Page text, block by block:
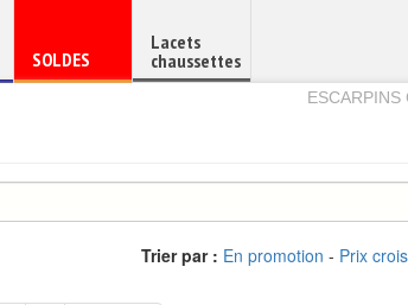
Chaussure
en
SOLDES
Lacets
chaussettes
ESCARPINS
Trier par : En promotion - Prix